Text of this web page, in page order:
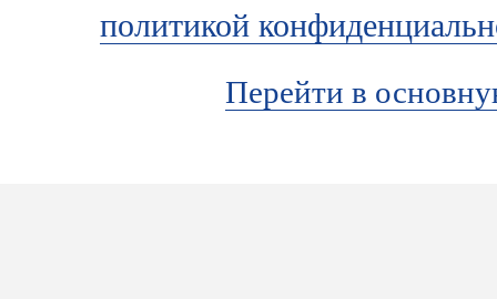
политикой
Перейти в